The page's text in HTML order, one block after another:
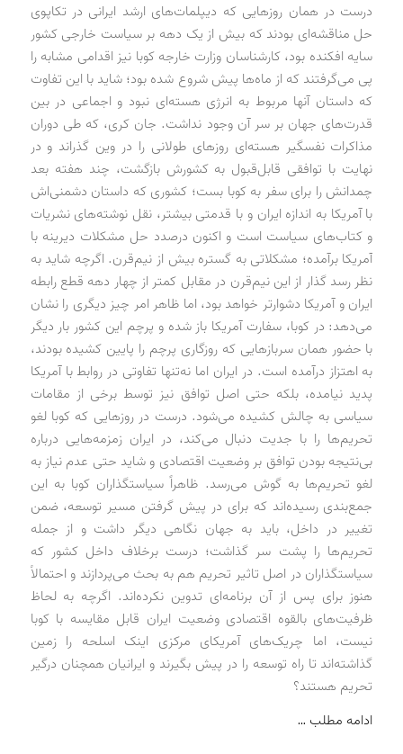
درست در همان روزهایی که دیپلمات‌های ارشد ایرانی در تکاپوی
حل مناقشه‌ای بودند که بیش از یک دهه بر سیاست خارجی کشور
سایه افکنده بود، کارشناسان وزارت خارجه کوبا نیز اقدامی مشابه را
پی می‌گرفتند که از ماه‌ها پیش شروع شده بود؛ شاید با این تفاوت
که داستان آنها مربوط به انرژی هسته‌ای نبود و اجماعی در بین
قدرت‌های جهان بر سر آن وجود نداشت. جان کری، که طی دوران
مذاکرات نفسگیر هسته‌ای روزهای طولانی را در وین گذراند و در
نهایت با توافقی قابل‌قبول به کشورش بازگشت، چند هفته بعد
چمدانش را برای سفر به کوبا بست؛ کشوری که داستان دشمنی‌اش
با آمریکا به اندازه ایران و با قدمتی بیشتر، نقل نوشته‌های نشریات
و کتاب‌های سیاست است و اکنون درصدد حل مشکلات دیرینه با
آمریکا برآمده؛ مشکلاتی به گستره بیش از نیم‌قرن. اگرچه شاید به
نظر رسد گذار از این نیم‌قرن در مقابل کمتر از چهار دهه قطع رابطه
ایران و آمریکا دشوارتر خواهد بود، اما ظاهر امر چیز دیگری را نشان
می‌دهد: در کوبا، سفارت آمریکا باز شده و پرچم این کشور بار دیگر
با حضور همان سربازهایی که روزگاری پرچم را پایین کشیده بودند،
به اهتزاز درآمده است. در ایران اما نه‌تنها تفاوتی در روابط با آمریکا
پدید نیامده، بلکه حتی اصل توافق نیز توسط برخی از مقامات
سیاسی به چالش کشیده می‌شود. درست در روزهایی که کوبا لغو
تحریم‌ها را با جدیت دنبال می‌کند، در ایران زمزمه‌هایی درباره
بی‌نتیجه بودن توافق بر وضعیت اقتصادی و شاید حتی عدم نیاز به
لغو تحریم‌ها به گوش می‌رسد. ظاهراً سیاستگذاران کوبا به این
جمع‌بندی رسیده‌اند که برای در پیش گرفتن مسیر توسعه، ضمن
تغییر در داخل، باید به جهان نگاهی دیگر داشت و از جمله
تحریم‌ها را پشت سر گذاشت؛ درست برخلاف داخل کشور که
سیاستگذاران در اصل تاثیر تحریم هم به بحث می‌پردازند و احتمالاً
هنوز برای پس از آن برنامه‌ای تدوین نکرده‌اند. اگرچه به لحاظ
ظرفیت‌های بالقوه اقتصادی وضعیت ایران قابل مقایسه با کوبا
نیست، اما چریک‌های آمریکای مرکزی اینک اسلحه را زمین
گذاشته‌اند تا راه توسعه را در پیش بگیرند و ایرانیان همچنان درگیر
تحریم هستند؟
ادامه مطلب …